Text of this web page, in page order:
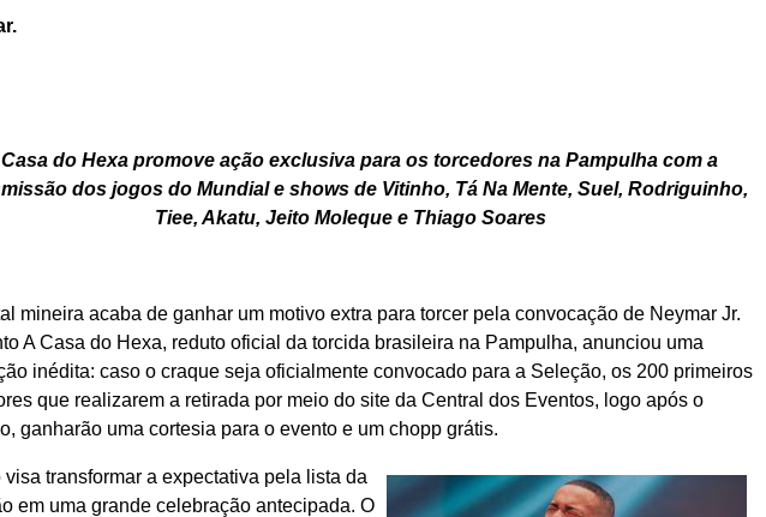
do Hexa promove ação exclusiva para os torcedores na Pampulha com a
dos jogos do Mundial e shows de Vitinho, Tá Na Mente, Suel, Rodriguinho,
Tiee, Akatu, Jeito Moleque e Thiago Soares
mineira acaba de ganhar um motivo extra para torcer pela convocação de Neymar Jr.
A Casa do Hexa, reduto oficial da torcida brasileira na Pampulha, anunciou uma
inédita: caso o craque seja oficialmente convocado para a Seleção, os 200 primeiros
que realizarem a retirada por meio do site da Central dos Eventos, logo após o
ganharão uma cortesia para o evento e um chopp grátis.
visa transformar a expectativa pela lista da
em uma grande celebração antecipada. O